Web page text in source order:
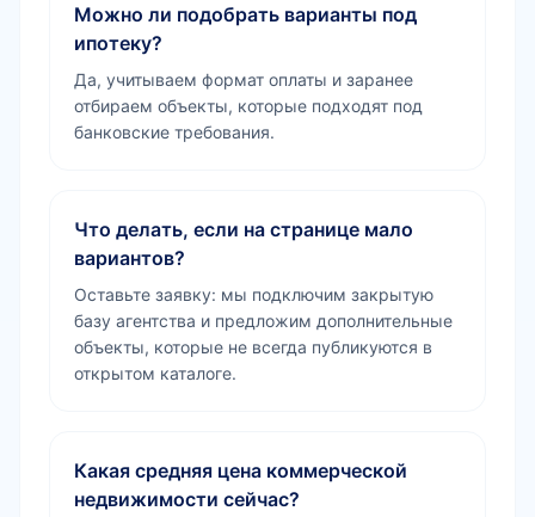
Можно ли подобрать варианты под
ипотеку?
Да, учитываем формат оплаты и заранее
отбираем объекты, которые подходят под
банковские требования.
Что делать, если на странице мало
вариантов?
Оставьте заявку: мы подключим закрытую
базу агентства и предложим дополнительные
объекты, которые не всегда публикуются в
открытом каталоге.
Какая средняя цена коммерческой
недвижимости сейчас?